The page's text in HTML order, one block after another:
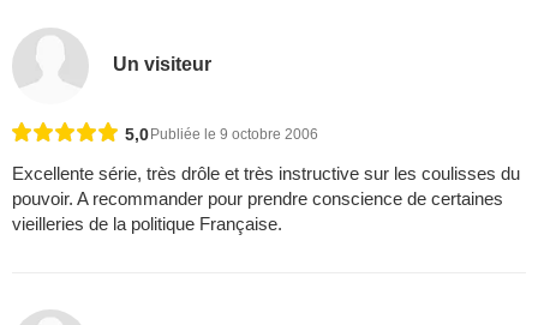
Un visiteur
5,0 Publiée le 9 octobre 2006
Excellente série, très drôle et très instructive sur les coulisses du
pouvoir. A recommander pour prendre conscience de certaines
vieilleries de la politique Française.